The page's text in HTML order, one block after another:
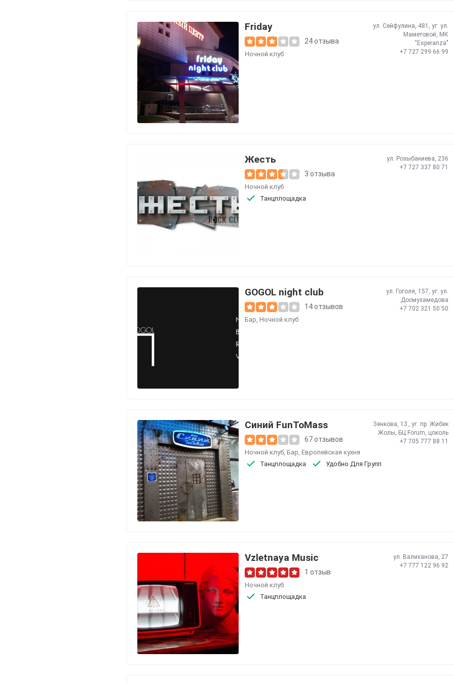
Friday
24 отзыва
Ночной клуб
ул. Сейфулина, 481, уг. ул.
Маметовой, МК
"Esperanza"
+7 727 299 66 99
Жесть
3 отзыва
Ночной клуб
ул. Розыбакиева, 236
+7 727 337 80 71
Танцплощадка
GOGOL night club
14 отзывов
Бар, Ночной клуб
ул. Гоголя, 157, уг. ул.
Досмухамедова
+7 702 321 50 50
Синий FunToMass
67 отзывов
Ночной клуб, Бар, Европейская кухня
Зенкова, 13 , уг. пр. Жибек
Жолы, БЦ Forum, цоколь
+7 705 777 88 11
Танцплощадка Удобно Для Групп
Vzletnaya Music
1 отзыв
Ночной клуб
ул. Валиханова, 27
+7 777 122 96 92
Танцплощадка